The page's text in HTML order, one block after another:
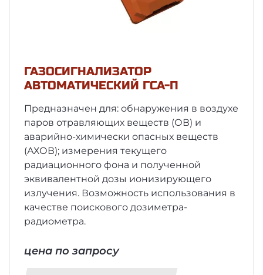
ГАЗОСИГНАЛИЗАТОР
АВТОМАТИЧЕСКИЙ ГСА-П
Предназначен для: обнаружения в воздухе
паров отравляющих веществ (ОВ) и
аварийно-химически опасных веществ
(АХОВ); измерения текущего
радиационного фона и полученной
эквивалентной дозы ионизирующего
излучения. Возможность использования в
качестве поискового дозиметра-
радиометра.
цена по запросу